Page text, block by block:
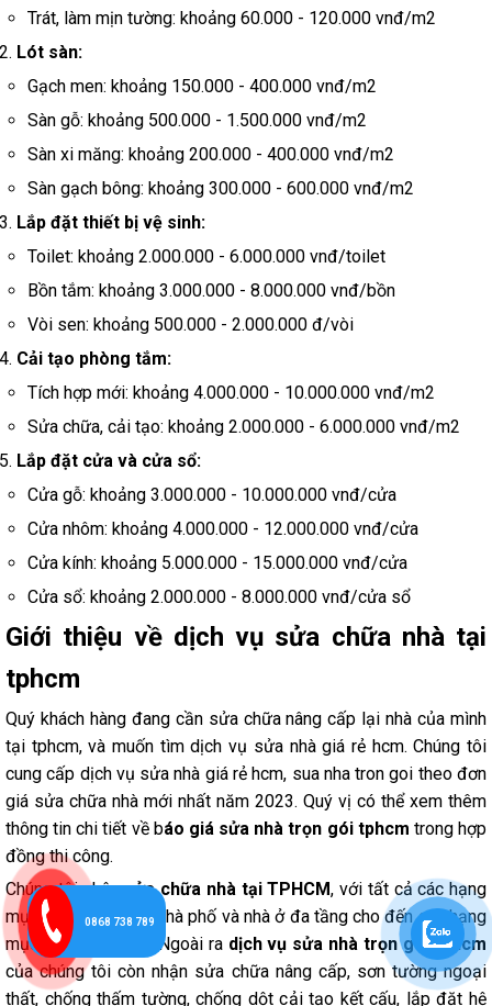
Trát, làm mịn tường: khoảng 60.000 - 120.000 vnđ/m2
Lót sàn:
Gạch men: khoảng 150.000 - 400.000 vnđ/m2
Sàn gỗ: khoảng 500.000 - 1.500.000 vnđ/m2
Sàn xi măng: khoảng 200.000 - 400.000 vnđ/m2
Sàn gạch bông: khoảng 300.000 - 600.000 vnđ/m2
Lắp đặt thiết bị vệ sinh:
Toilet: khoảng 2.000.000 - 6.000.000 vnđ/toilet
Bồn tắm: khoảng 3.000.000 - 8.000.000 vnđ/bồn
Vòi sen: khoảng 500.000 - 2.000.000 đ/vòi
Cải tạo phòng tắm:
Tích hợp mới: khoảng 4.000.000 - 10.000.000 vnđ/m2
Sửa chữa, cải tạo: khoảng 2.000.000 - 6.000.000 vnđ/m2
Lắp đặt cửa và cửa sổ:
Cửa gỗ: khoảng 3.000.000 - 10.000.000 vnđ/cửa
Cửa nhôm: khoảng 4.000.000 - 12.000.000 vnđ/cửa
Cửa kính: khoảng 5.000.000 - 15.000.000 vnđ/cửa
Cửa sổ: khoảng 2.000.000 - 8.000.000 vnđ/cửa sổ
Giới thiệu về dịch vụ sửa chữa nhà tại
tphcm
Quý khách hàng đang cần sửa chữa nâng cấp lại nhà của mình
tại tphcm, và muốn tìm dịch vụ sửa nhà giá rẻ hcm. Chúng tôi
cung cấp dịch vụ sửa nhà giá rẻ hcm, sua nha tron goi theo đơn
giá sửa chữa nhà mới nhất năm 2023. Quý vị có thể xem thêm
thông tin chi tiết về báo giá sửa nhà trọn gói tphcm trong hợp
đồng thi công.
Chúng tôi nhậnsửa chữa nhà tại TPHCM, với tất cả các hạng
mục công trình sửa nhà phố và nhà ở đa tầng cho đến các hạng
mục sửa chữa nhỏ. Ngoài ra dịch vụ sửa nhà trọn gói tphcm
của chúng tôi còn nhận sửa chữa nâng cấp, sơn tường ngoại
thất, chống thấm tường, chống dột cải tạo kết cấu, lắp đặt hệ
0868 738 789